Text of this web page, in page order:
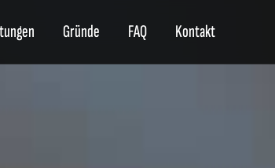
Gründe FAQ Kontakt